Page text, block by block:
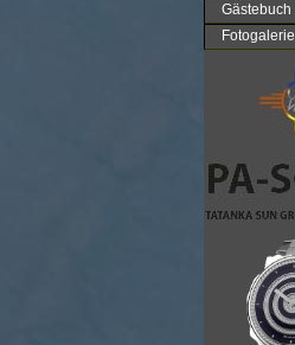
Gästebuch
Fotogalerie